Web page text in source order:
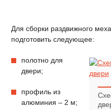
Для сборки раздвижного
подготовить следующее:
полотно для
двери;
профиль из
алюминия – 2 м;